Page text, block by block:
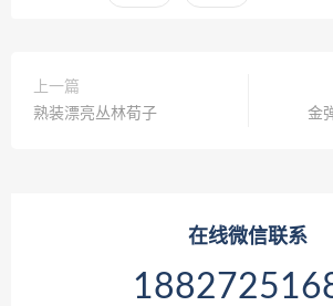
上一篇
熟装漂亮丛林荀子
金
在线微信联系